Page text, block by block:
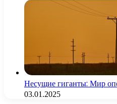
Несущие гиганты: Мир
03.01.2025